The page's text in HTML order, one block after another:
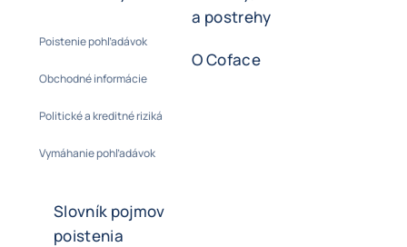
Poistenie pohľadávok
Obchodné informácie
Politické a kreditné riziká
Vymáhanie pohľadávok
a postrehy
O Coface
Slovník pojmov
poistenia